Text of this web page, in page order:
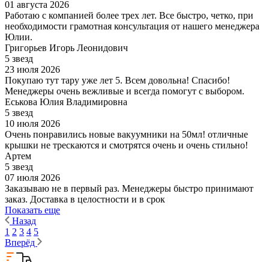
01 августа 2026
Работаю с компанией более трех лет. Все быстро, четко, при
необходимости грамотная консультация от нашего менеджера
Юлии.
Григорьев Игорь Леонидович
5 звезд
23 июля 2026
Покупаю тут тару уже лет 5. Всем довольна! Спасибо!
Менеджеры очень вежливые и всегда помогут с выбором.
Еськова Юлия Владимировна
5 звезд
10 июля 2026
Очень понравились новые вакуумники на 50мл! отличные
крышки не трескаются и смотрятся очень и очень стильно!
Артем
5 звезд
07 июля 2026
Заказываю не в первый раз. Менеджеры быстро принимают
заказ. Доставка в целостности и в срок
Показать еще
Назад
1 2 3 4 5
Вперёд